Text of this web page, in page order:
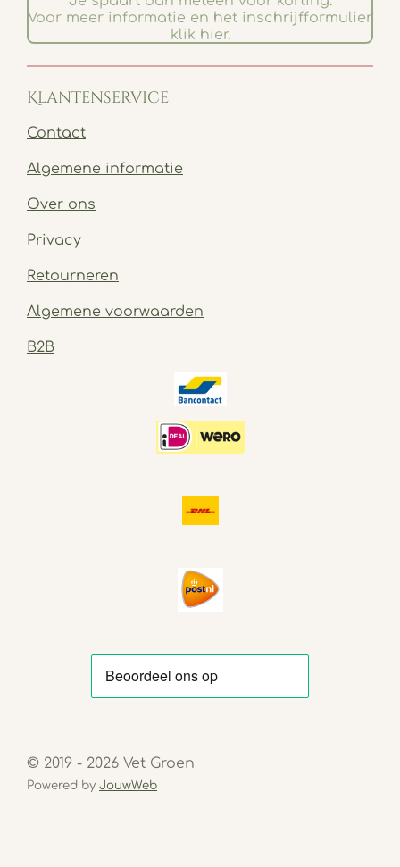
Voor meer informatie en het inschrijfformulier
klik hier.
Klantenservice
Contact
Algemene informatie
Over ons
Privacy
Retourneren
Algemene voorwaarden
B2B
© 2019 - 2026 Vet Groen
Powered by JouwWeb